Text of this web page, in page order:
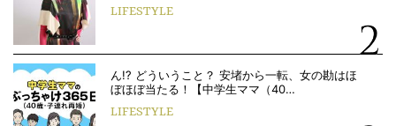
LIFESTYLE
ん!? どういうこと？ 安堵から一転、女の勘はほ
ぼほぼ当たる！【中学生ママ（40…
LIFESTYLE